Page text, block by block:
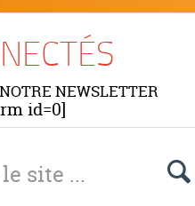
NEWSLETTER
id=0]